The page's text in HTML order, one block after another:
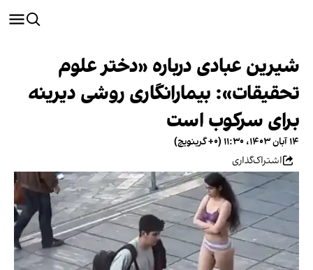
شیرین عبادی درباره «دختر علوم
تحقیقات»: بیمار‌انگاری روشی دیرینه
برای سرکوب است
۱۴ آبان ۱۴۰۳، ۱۱:۳۰ (‎+۰ گرینویچ)
اشتراک‌گذاری